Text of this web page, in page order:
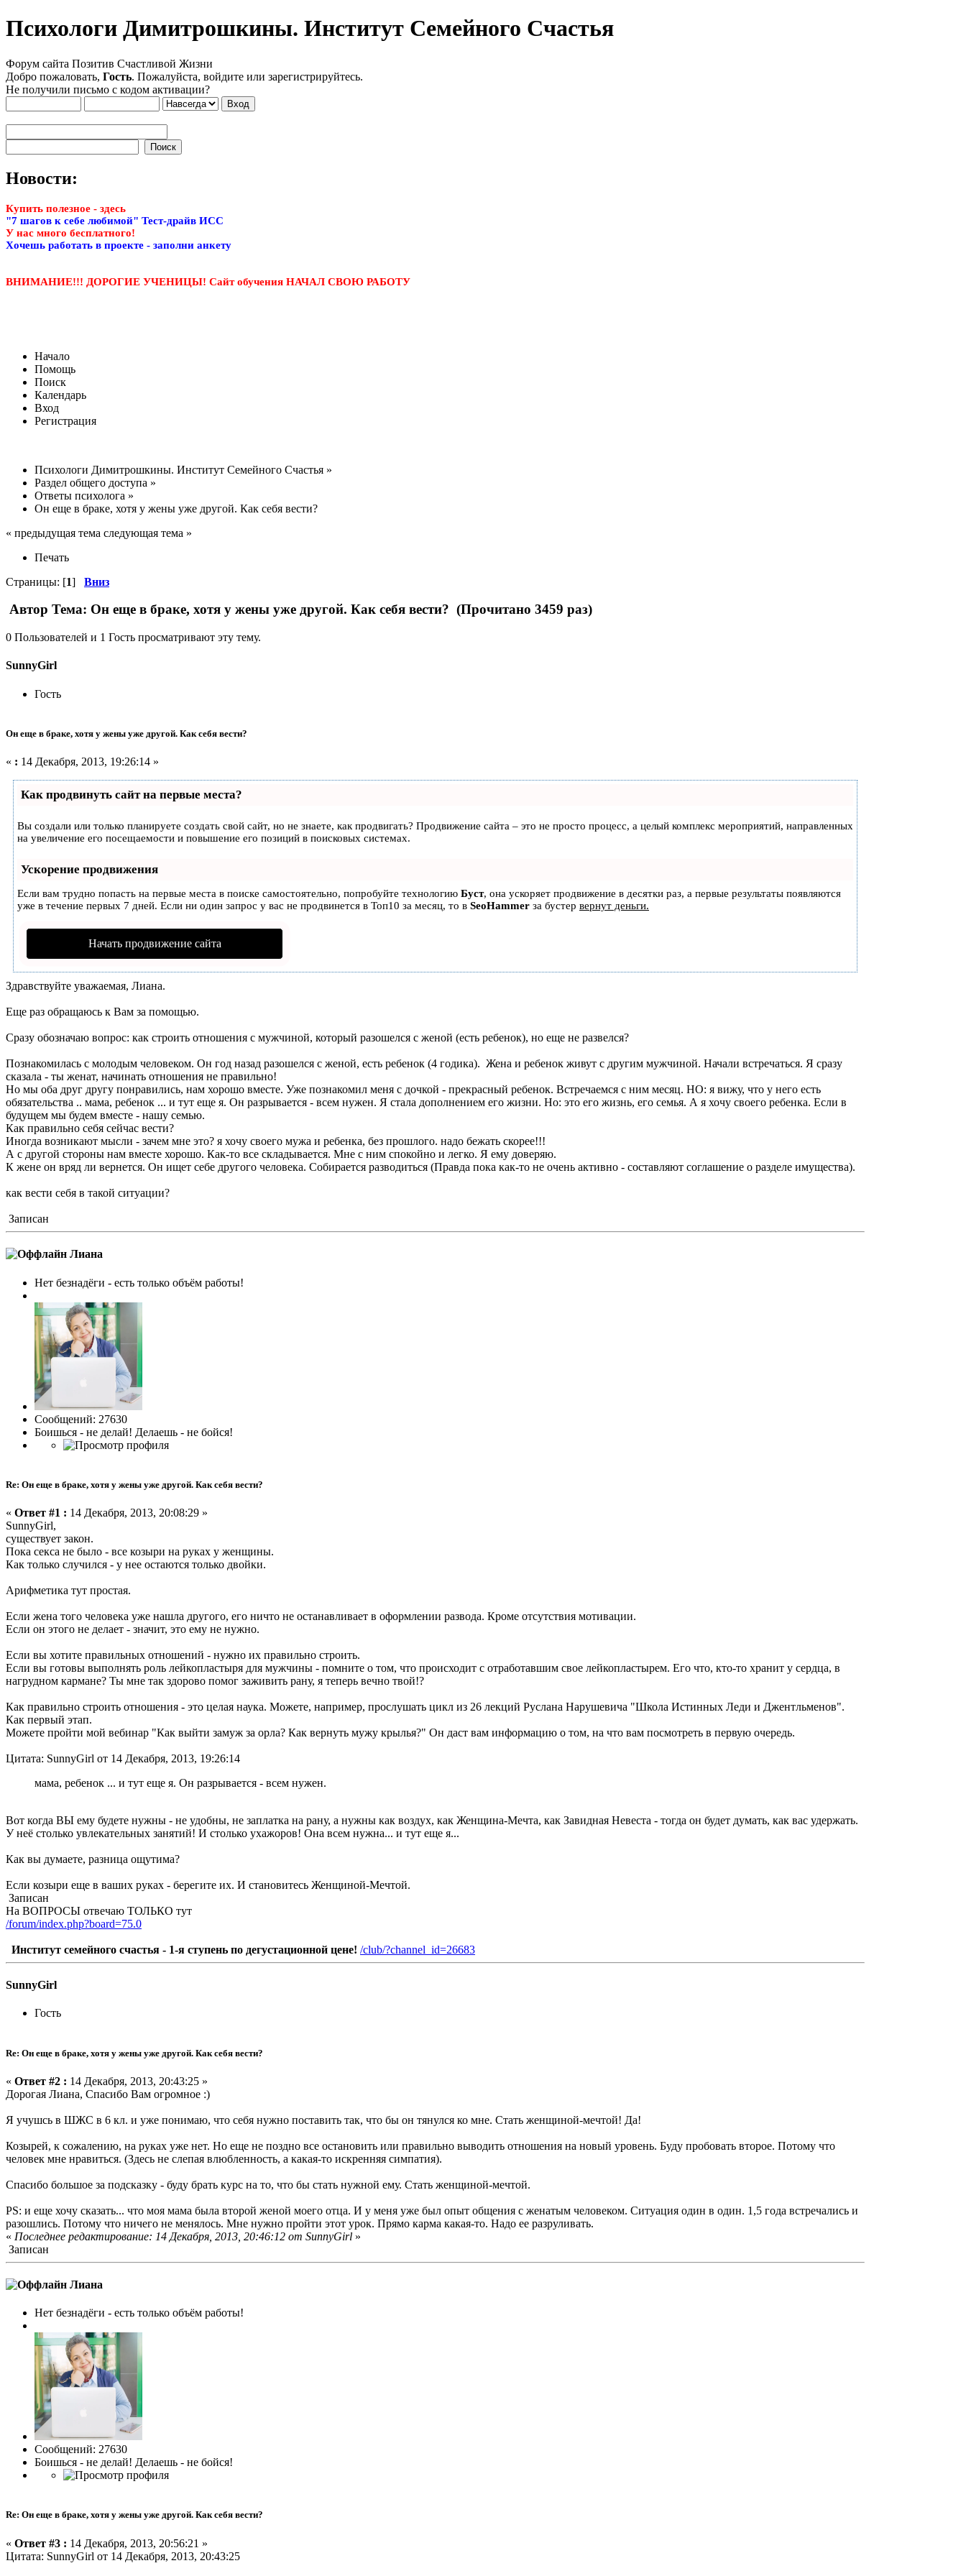
Психологи Димитрошкины. Институт Семейного Счастья
Форум сайта Позитив Счастливой Жизни
Добро пожаловать, Гость. Пожалуйста, войдите или зарегистрируйтесь.
Не получили письмо с кодом активации?
Новости:
Купить полезное - здесь
"7 шагов к себе любимой" Тест-драйв ИСС
У нас много бесплатного!
Хочешь работать в проекте - заполни анкету
ВНИМАНИЕ!!! ДОРОГИЕ УЧЕНИЦЫ! Сайт обучения НАЧАЛ СВОЮ РАБОТУ
Начало
Помощь
Поиск
Календарь
Вход
Регистрация
Психологи Димитрошкины. Институт Семейного Счастья »
Раздел общего доступа »
Ответы психолога »
Он еще в браке, хотя у жены уже другой. Как себя вести?
« предыдущая тема следующая тема »
Печать
Страницы: [1] Вниз
Автор Тема: Он еще в браке, хотя у жены уже другой. Как себя вести? (Прочитано 3459 раз)
0 Пользователей и 1 Гость просматривают эту тему.
SunnyGirl
Гость
Он еще в браке, хотя у жены уже другой. Как себя вести?
« : 14 Декабря, 2013, 19:26:14 »
Как продвинуть сайт на первые места?
Вы создали или только планируете создать свой сайт, но не знаете, как продвигать? Продвижение сайта – это не просто процесс, а целый комплекс мероприятий, направленных
на увеличение его посещаемости и повышение его позиций в поисковых системах.
Ускорение продвижения
Если вам трудно попасть на первые места в поиске самостоятельно, попробуйте технологию Буст, она ускоряет продвижение в десятки раз, а первые результаты появляются
уже в течение первых 7 дней. Если ни один запрос у вас не продвинется в Топ10 за месяц, то в SeoHammer за бустер вернут деньги.
Начать продвижение сайта
Здравствуйте уважаемая, Лиана.
Еще раз обращаюсь к Вам за помощью.
Сразу обозначаю вопрос: как строить отношения с мужчиной, который разошелся с женой (есть ребенок), но еще не развелся?
Познакомилась с молодым человеком. Он год назад разошелся с женой, есть ребенок (4 годика). Жена и ребенок живут с другим мужчиной. Начали встречаться. Я сразу
сказала - ты женат, начинать отношения не правильно!
Но мы оба друг другу понравились, нам хорошо вместе. Уже познакомил меня с дочкой - прекрасный ребенок. Встречаемся с ним месяц. НО: я вижу, что у него есть
обязательства .. мама, ребенок ... и тут еще я. Он разрывается - всем нужен. Я стала дополнением его жизни. Но: это его жизнь, его семья. А я хочу своего ребенка. Если в
будущем мы будем вместе - нашу семью.
Как правильно себя сейчас вести?
Иногда возникают мысли - зачем мне это? я хочу своего мужа и ребенка, без прошлого. надо бежать скорее!!!
А с другой стороны нам вместе хорошо. Как-то все складывается. Мне с ним спокойно и легко. Я ему доверяю.
К жене он вряд ли вернется. Он ищет себе другого человека. Собирается разводиться (Правда пока как-то не очень активно - составляют соглашение о разделе имущества).
как вести себя в такой ситуации?
Записан
Лиана
Нет безнадёги - есть только объём работы!
Сообщений: 27630
Боишься - не делай! Делаешь - не бойся!
Re: Он еще в браке, хотя у жены уже другой. Как себя вести?
« Ответ #1 : 14 Декабря, 2013, 20:08:29 »
SunnyGirl,
существует закон.
Пока секса не было - все козыри на руках у женщины.
Как только случился - у нее остаются только двойки.
Арифметика тут простая.
Если жена того человека уже нашла другого, его ничто не останавливает в оформлении развода. Кроме отсутствия мотивации.
Если он этого не делает - значит, это ему не нужно.
Если вы хотите правильных отношений - нужно их правильно строить.
Если вы готовы выполнять роль лейкопластыря для мужчины - помните о том, что происходит с отработавшим свое лейкопластырем. Его что, кто-то хранит у сердца, в
нагрудном кармане? Ты мне так здорово помог заживить рану, я теперь вечно твой!?
Как правильно строить отношения - это целая наука. Можете, например, прослушать цикл из 26 лекций Руслана Нарушевича "Школа Истинных Леди и Джентльменов".
Как первый этап.
Можете пройти мой вебинар "Как выйти замуж за орла? Как вернуть мужу крылья?" Он даст вам информацию о том, на что вам посмотреть в первую очередь.
Цитата: SunnyGirl от 14 Декабря, 2013, 19:26:14
мама, ребенок ... и тут еще я. Он разрывается - всем нужен.
Вот когда ВЫ ему будете нужны - не удобны, не заплатка на рану, а нужны как воздух, как Женщина-Мечта, как Завидная Невеста - тогда он будет думать, как вас удержать.
У неё столько увлекательных занятий! И столько ухажоров! Она всем нужна... и тут еще я...
Как вы думаете, разница ощутима?
Если козыри еще в ваших руках - берегите их. И становитесь Женщиной-Мечтой.
Записан
На ВОПРОСЫ отвечаю ТОЛЬКО тут
/forum/index.php?board=75.0
Институт семейного счастья - 1-я ступень по дегустационной цене! /club/?channel_id=26683
SunnyGirl
Гость
Re: Он еще в браке, хотя у жены уже другой. Как себя вести?
« Ответ #2 : 14 Декабря, 2013, 20:43:25 »
Дорогая Лиана, Спасибо Вам огромное :)
Я учушсь в ШЖС в 6 кл. и уже понимаю, что себя нужно поставить так, что бы он тянулся ко мне. Стать женщиной-мечтой! Да!
Козырей, к сожалению, на руках уже нет. Но еще не поздно все остановить или правильно выводить отношения на новый уровень. Буду пробовать второе. Потому что
человек мне нравиться. (Здесь не слепая влюбленность, а какая-то искренняя симпатия).
Спасибо большое за подсказку - буду брать курс на то, что бы стать нужной ему. Стать женщиной-мечтой.
PS: и еще хочу сказать... что моя мама была второй женой моего отца. И у меня уже был опыт общения с женатым человеком. Ситуация один в один. 1,5 года встречались и
разошлись. Потому что ничего не менялось. Мне нужно пройти этот урок. Прямо карма какая-то. Надо ее разруливать.
« Последнее редактирование: 14 Декабря, 2013, 20:46:12 от SunnyGirl »
Записан
Лиана
Нет безнадёги - есть только объём работы!
Сообщений: 27630
Боишься - не делай! Делаешь - не бойся!
Re: Он еще в браке, хотя у жены уже другой. Как себя вести?
« Ответ #3 : 14 Декабря, 2013, 20:56:21 »
Цитата: SunnyGirl от 14 Декабря, 2013, 20:43:25